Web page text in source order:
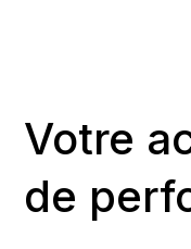
Votre
de